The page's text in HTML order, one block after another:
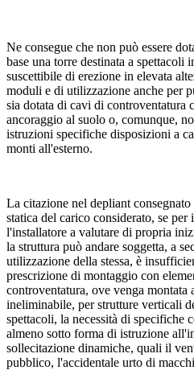
Ne consegue che non può essere
base una torre destinata a spettacoli
suscettibile di erezione in elevata
moduli e di utilizzazione anche per
sia dotata di cavi di controventatura
ancoraggio al suolo o, comunque,
istruzioni specifiche disposizioni a
monti all'esterno.
La citazione nel depliant
statica del carico considerato, se
l'installatore a valutare di propria
la struttura può andare soggetta, a
utilizzazione della stessa, è
prescrizione di montaggio con
controventatura, ove venga montata
ineliminabile, per strutture verticali
spettacoli, la necessità di specifiche
almeno sotto forma di istruzione
sollecitazione dinamiche, quali il
pubblico, l'accidentale urto di